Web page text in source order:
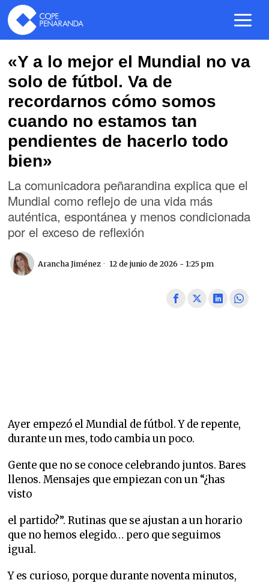
«Y a lo mejor el Mundial no va
solo de fútbol. Va de
recordarnos cómo somos
cuando no estamos tan
pendientes de hacerlo todo
bien»
La comunicadora peñarandina explica que el
Mundial como reflejo de una vida más
auténtica, espontánea y menos condicionada
por el exceso de reflexión
Arancha Jiménez 12 de junio de 2026 - 1:25 pm
Ayer empezó el Mundial de fútbol. Y de repente,
durante un mes, todo cambia un poco.
Gente que no se conoce celebrando juntos. Bares
llenos. Mensajes que empiezan con un “¿has
visto
el partido?”. Rutinas que se ajustan a un horario
que no hemos elegido… pero que seguimos
igual.
Y es curioso, porque durante noventa minutos,